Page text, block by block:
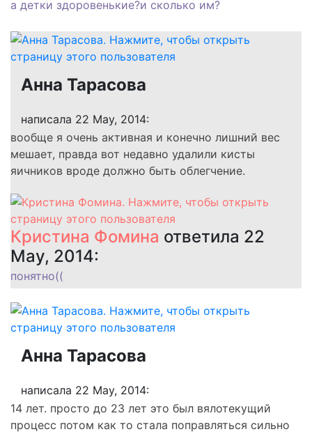
а детки здоровенькие?и сколько им?
Анна Тарасова
написала 22 May, 2014:
вообще я очень активная и конечно лишний вес
мешает, правда вот недавно удалили кисты
яичников вроде должно быть облегчение.
Кристина Фомина ответила 22
May, 2014:
понятно((
Анна Тарасова
написала 22 May, 2014:
14 лет. просто до 23 лет это был вялотекущий
процесс потом как то стала поправляться сильно